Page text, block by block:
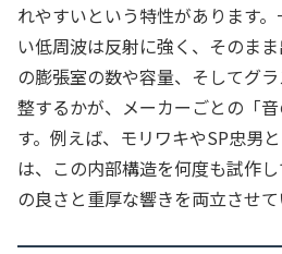
れやすいという特性があります
い低周波は反射に強く、そのま
の膨張室の数や容量、そしてグ
整するかが、メーカーごとの「
す。例えば、モリワキやSP忠男
は、この内部構造を何度も試作
の良さと重厚な響きを両立させて